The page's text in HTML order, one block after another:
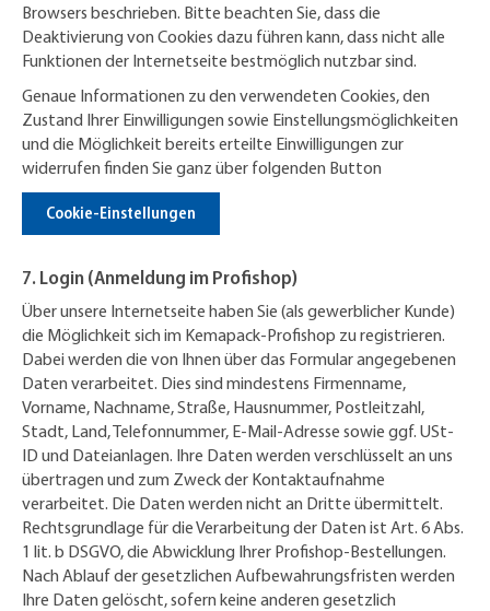
Browsers beschrieben. Bitte beachten Sie, dass die
Deaktivierung von Cookies dazu führen kann, dass nicht alle
Funktionen der Internetseite bestmöglich nutzbar sind.
Genaue Informationen zu den verwendeten Cookies, den
Zustand Ihrer Einwilligungen sowie Einstellungsmöglichkeiten
und die Möglichkeit bereits erteilte Einwilligungen zur
widerrufen finden Sie ganz über folgenden Button
Cookie-Einstellungen
7. Login (Anmeldung im Profishop)
Über unsere Internetseite haben Sie (als gewerblicher Kunde)
die Möglichkeit sich im Kemapack-Profishop zu registrieren.
Dabei werden die von Ihnen über das Formular angegebenen
Daten verarbeitet. Dies sind mindestens Firmenname,
Vorname, Nachname, Straße, Hausnummer, Postleitzahl,
Stadt, Land, Telefonnummer, E-Mail-Adresse sowie ggf. USt-
ID und Dateianlagen. Ihre Daten werden verschlüsselt an uns
übertragen und zum Zweck der Kontaktaufnahme
verarbeitet. Die Daten werden nicht an Dritte übermittelt.
Rechtsgrundlage für die Verarbeitung der Daten ist Art. 6 Abs.
1 lit. b DSGVO, die Abwicklung Ihrer Profishop-Bestellungen.
Nach Ablauf der gesetzlichen Aufbewahrungsfristen werden
Ihre Daten gelöscht, sofern keine anderen gesetzlich